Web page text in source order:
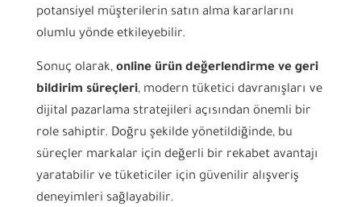
potansiyel müşterilerin satın alma kararlarını
olumlu yönde etkileyebilir.
Sonuç olarak, online ürün değerlendirme ve geri
bildirim süreçleri, modern tüketici davranışları ve
dijital pazarlama stratejileri açısından önemli bir
role sahiptir. Doğru şekilde yönetildiğinde, bu
süreçler markalar için değerli bir rekabet avantajı
yaratabilir ve tüketiciler için güvenilir alışveriş
deneyimleri sağlayabilir.